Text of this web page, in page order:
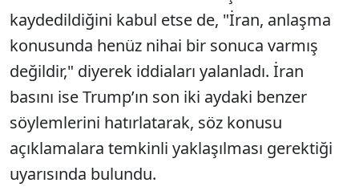
kaydedildiğini kabul etse de, "İran, anlaşma
konusunda henüz nihai bir sonuca varmış
değildir," diyerek iddiaları yalanladı. İran
basını ise Trump’ın son iki aydaki benzer
söylemlerini hatırlatarak, söz konusu
açıklamalara temkinli yaklaşılması gerektiği
uyarısında bulundu.